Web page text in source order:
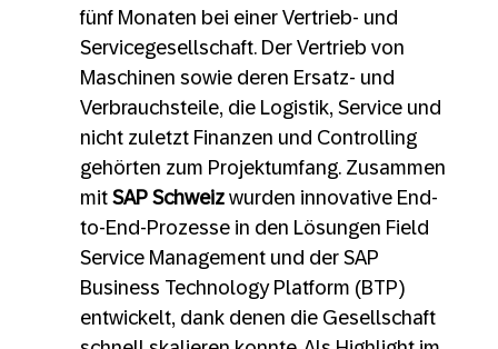
fünf Monaten bei einer Vertrieb- und
Servicegesellschaft. Der Vertrieb von
Maschinen sowie deren Ersatz- und
Verbrauchsteile, die Logistik, Service und
nicht zuletzt Finanzen und Controlling
gehörten zum Projektumfang. Zusammen
mit SAP Schweiz wurden innovative End-
to-End-Prozesse in den Lösungen Field
Service Management und der SAP
Business Technology Platform (BTP)
entwickelt, dank denen die Gesellschaft